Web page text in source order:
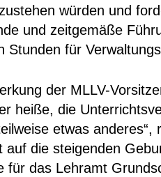
würden und
und zeitgemäße
Stunden für
der MLLV-
heiße, die
etwas
auf die steigenden
für das Lehramt